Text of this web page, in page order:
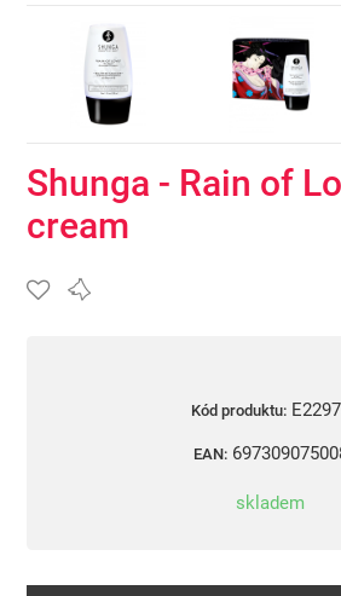
Shunga - Rain of
cream
Kód produktu:
EAN:
skladem